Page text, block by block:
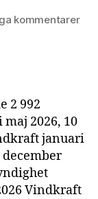
kommentarertill
2 992
2026, 10
januari
Vindkraft